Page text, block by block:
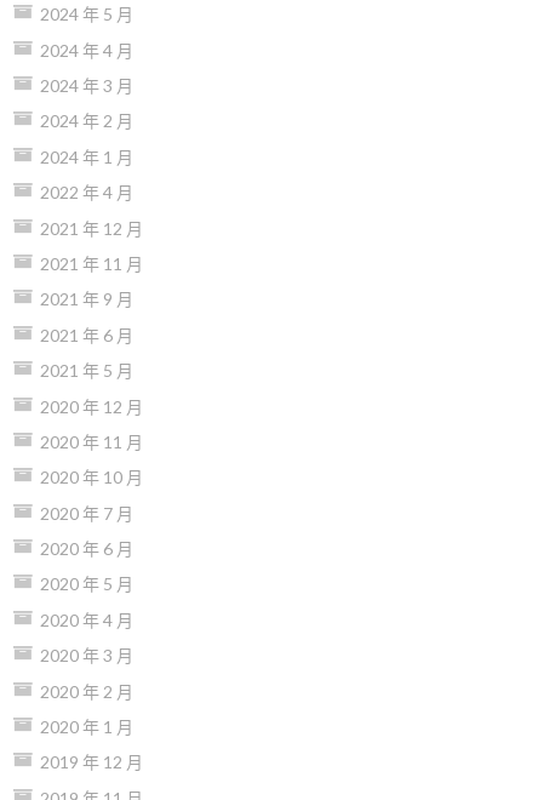
2024 年 5 月
2024 年 4 月
2024 年 3 月
2024 年 2 月
2024 年 1 月
2022 年 4 月
2021 年 12 月
2021 年 11 月
2021 年 9 月
2021 年 6 月
2021 年 5 月
2020 年 12 月
2020 年 11 月
2020 年 10 月
2020 年 7 月
2020 年 6 月
2020 年 5 月
2020 年 4 月
2020 年 3 月
2020 年 2 月
2020 年 1 月
2019 年 12 月